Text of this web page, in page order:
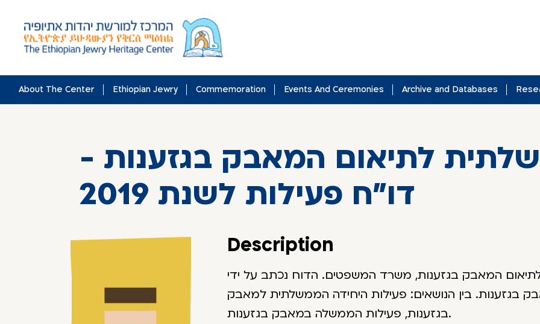
content
About The Center Ethiopian Jewry Commemoration Events And Ceremonies Archive and Databases
לתיאום המאבק בגזענות -
דו"ח פעילות לשנת 2019
Description
המאבק בגזענות, משרד המשפטים. הדוח נכתב על ידי
בגזענות. בין הנושאים: פעילות היחידה הממשלתית למאבק
בגזענות, פעילות הממשלה במאבק בגזענות.